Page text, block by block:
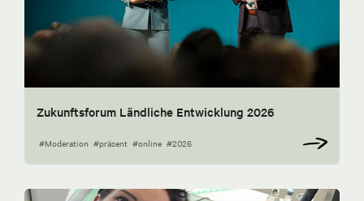
Zukunftsforum Ländliche Entwicklung 2026
#Moderation #präsent #online #2026